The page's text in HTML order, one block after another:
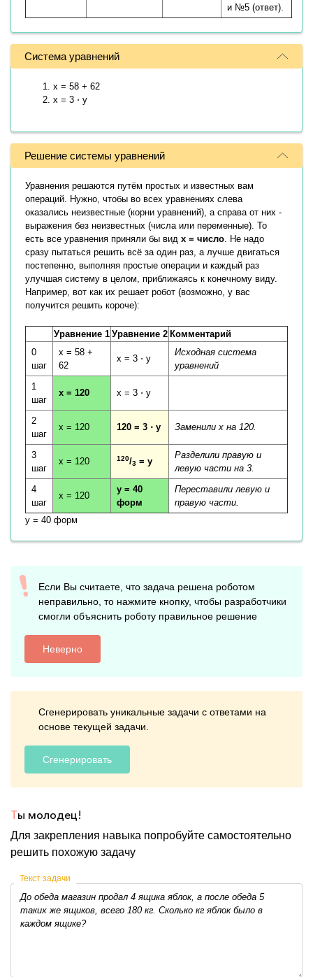
и №5 (ответ).
Система уравнений
x = 58 + 62
x = 3 ⋅ y
Решение системы уравнений
Уравнения решаются путём простых и известных вам
операций. Нужно, чтобы во всех уравнениях слева
оказались неизвестные (корни уравнений), а справа от них -
выражения без неизвестных (числа или переменные). То
есть все уравнения приняли бы вид x = число. Не надо
сразу пытаться решить всё за один раз, а лучше двигаться
постепенно, выполняя простые операции и каждый раз
улучшая систему в целом, приближаясь к конечному виду.
Например, вот как их решает робот (возможно, у вас
получится решить короче):
Уравнение 1 Уравнение 2 Комментарий
0
шаг
x = 58 +
62
x = 3 ⋅ y
Исходная система
уравнений
1
шаг
x = 120 x = 3 ⋅ y
2
шаг
x = 120 120 = 3 ⋅ y Заменили x на 120.
3
шаг
x = 120 120/3 = y
Разделили правую и
левую части на 3.
4
шаг
x = 120
y = 40
форм
Переставили левую и
правую части.
y = 40 форм
Если Вы считаете, что задача решена роботом
неправильно, то нажмите кнопку, чтобы разработчики
смогли объяснить роботу правильное решение
Неверно
Сгенерировать уникальные задачи с ответами на
основе текущей задачи.
Сгенерировать
Ты молодец!
Для закрепления навыка попробуйте самостоятельно
решить похожую задачу
Текст задачи